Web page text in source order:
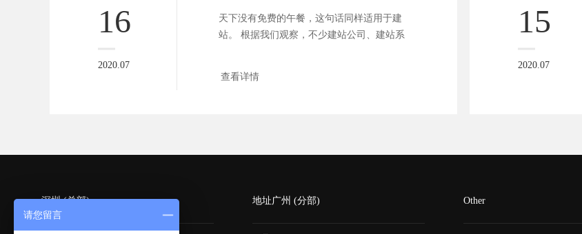
16
2020.07
天下没有免费的午餐，这句话同样适用于建
站。 根据我们观察，不少建站公司、建站系
查看详情
15
2020.07
深圳 (总部) 地址广州 (分部) Other
请您留言